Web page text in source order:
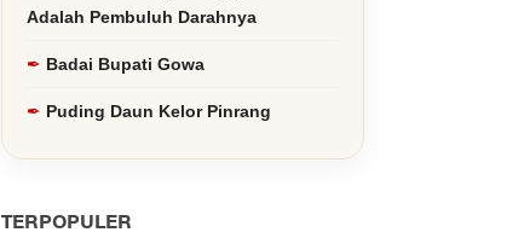
Adalah Pembuluh Darahnya
Badai Bupati Gowa
Puding Daun Kelor Pinrang
TERPOPULER